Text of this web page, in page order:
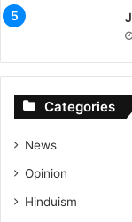
Categories
News
Opinion
Hinduism